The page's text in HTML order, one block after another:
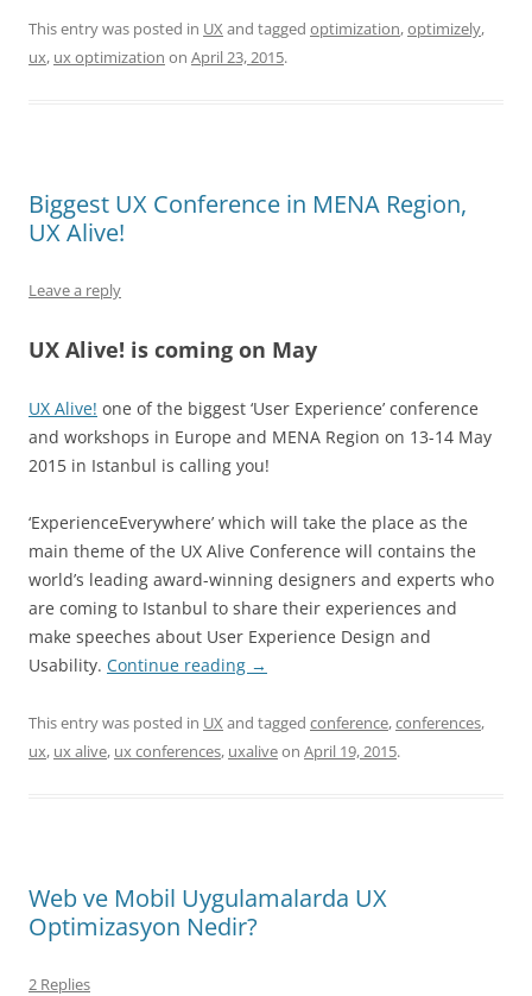
This entry was posted in UX and tagged optimization,optimizely,
ux, ux optimization on April 23, 2015.
Biggest UX Conference in MENA Region,
UX Alive!
Leave a reply
UX Alive! is coming on May
UX Alive! one of the biggest ‘User Experience’ conference
and workshops in Europe and MENA Region on 13-14 May
2015 in Istanbul is calling you!
‘ExperienceEverywhere’ which will take the place as the
main theme of the UX Alive Conference will contains the
world’s leading award-winning designers and experts who
are coming to Istanbul to share their experiences and
make speeches about User Experience Design and
Usability. Continue reading →
This entry was posted in UX and tagged conference,conferences,
ux, ux alive, ux conferences, uxaliveon April 19, 2015.
Web ve Mobil Uygulamalarda UX
Optimizasyon Nedir?
2 Replies